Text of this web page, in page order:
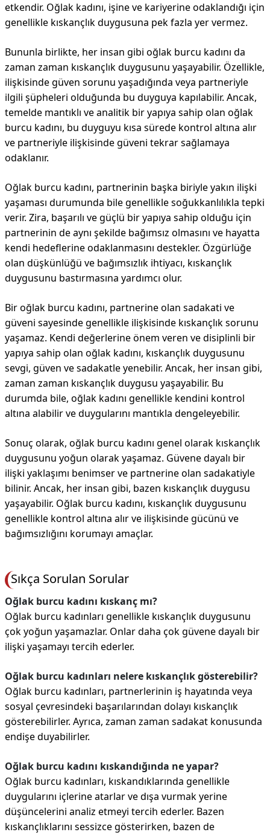
etkendir. Oğlak kadını, işine ve kariyerine odaklandığı için
genellikle kıskançlık duygusuna pek fazla yer vermez.
Bununla birlikte, her insan gibi oğlak burcu kadını da
zaman zaman kıskançlık duygusunu yaşayabilir. Özellikle,
ilişkisinde güven sorunu yaşadığında veya partneriyle
ilgili şüpheleri olduğunda bu duyguya kapılabilir. Ancak,
temelde mantıklı ve analitik bir yapıya sahip olan oğlak
burcu kadını, bu duyguyu kısa sürede kontrol altına alır
ve partneriyle ilişkisinde güveni tekrar sağlamaya
odaklanır.
Oğlak burcu kadını, partnerinin başka biriyle yakın ilişki
yaşaması durumunda bile genellikle soğukkanlılıkla tepki
verir. Zira, başarılı ve güçlü bir yapıya sahip olduğu için
partnerinin de aynı şekilde bağımsız olmasını ve hayatta
kendi hedeflerine odaklanmasını destekler. Özgürlüğe
olan düşkünlüğü ve bağımsızlık ihtiyacı, kıskançlık
duygusunu bastırmasına yardımcı olur.
Bir oğlak burcu kadını, partnerine olan sadakati ve
güveni sayesinde genellikle ilişkisinde kıskançlık sorunu
yaşamaz. Kendi değerlerine önem veren ve disiplinli bir
yapıya sahip olan oğlak kadını, kıskançlık duygusunu
sevgi, güven ve sadakatle yenebilir. Ancak, her insan gibi,
zaman zaman kıskançlık duygusu yaşayabilir. Bu
durumda bile, oğlak kadını genellikle kendini kontrol
altına alabilir ve duygularını mantıkla dengeleyebilir.
Sonuç olarak, oğlak burcu kadını genel olarak kıskançlık
duygusunu yoğun olarak yaşamaz. Güvene dayalı bir
ilişki yaklaşımı benimser ve partnerine olan sadakatiyle
bilinir. Ancak, her insan gibi, bazen kıskançlık duygusu
yaşayabilir. Oğlak burcu kadını, kıskançlık duygusunu
genellikle kontrol altına alır ve ilişkisinde gücünü ve
bağımsızlığını korumayı amaçlar.
Sıkça Sorulan Sorular
Oğlak burcu kadını kıskanç mı?
Oğlak burcu kadınları genellikle kıskançlık duygusunu
çok yoğun yaşamazlar. Onlar daha çok güvene dayalı bir
ilişki yaşamayı tercih ederler.
Oğlak burcu kadınları nelere kıskançlık gösterebilir?
Oğlak burcu kadınları, partnerlerinin iş hayatında veya
sosyal çevresindeki başarılarından dolayı kıskançlık
gösterebilirler. Ayrıca, zaman zaman sadakat konusunda
endişe duyabilirler.
Oğlak burcu kadını kıskandığında ne yapar?
Oğlak burcu kadınları, kıskandıklarında genellikle
duygularını içlerine atarlar ve dışa vurmak yerine
düşüncelerini analiz etmeyi tercih ederler. Bazen
kıskançlıklarını sessizce gösterirken, bazen de